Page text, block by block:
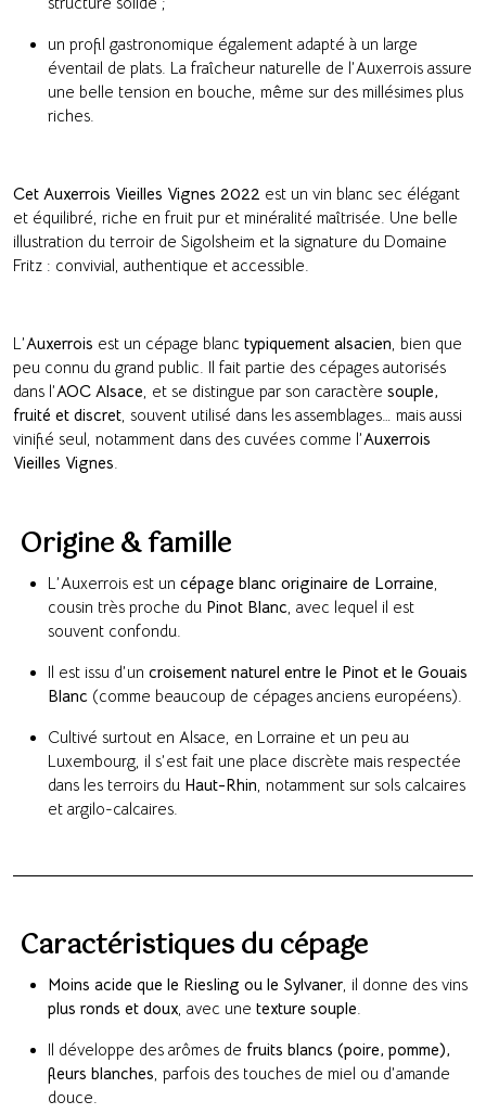
un profil gastronomique également adapté à un large
éventail de plats. La fraîcheur naturelle de l’Auxerrois assure
une belle tension en bouche, même sur des millésimes plus
riches.
Cet Auxerrois Vieilles Vignes 2022 est un vin blanc sec élégant
et équilibré, riche en fruit pur et minéralité maîtrisée. Une belle
illustration du terroir de Sigolsheim et la signature du Domaine
Fritz : convivial, authentique et accessible.
L’Auxerrois est un cépage blanc typiquement alsacien , bien que
peu connu du grand public. Il fait partie des cépages autorisés
dans l’AOC Alsace , et se distingue par son caractère souple,
fruité et discret , souvent utilisé dans les assemblages… mais aussi
vinifié seul, notamment dans des cuvées comme l’Auxerrois
Vieilles Vignes
Origine & famille
L’Auxerrois est un cépage blanc originaire de Lorraine
cousin très proche du Pinot Blanc , avec lequel il est
souvent confondu.
Il est issu d’un croisement naturel entre le Pinot et le Gouais
Blanc (comme beaucoup de cépages anciens européens).
Cultivé surtout en Alsace, en Lorraine et un peu au
Luxembourg, il s’est fait une place discrète mais respectée
dans les terroirs du Haut-Rhin , notamment sur sols calcaires
et argilo-calcaires.
Caractéristiques du cépage
Moins acide que le Riesling ou le Sylvaner , il donne des vins
plus ronds et doux , avec une texture souple
Il développe des arômes de fruits blancs (poire, pomme),
fleurs blanches , parfois des touches de miel ou d’amande
douce.